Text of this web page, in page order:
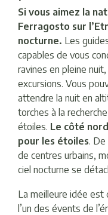
Si vous aimez la
Ferragosto sur
nocturne. Les
capables de vous
ravines en pleine
excursions. Vous
attendre la nuit en
torches à la
étoiles. Le côté
pour les étoiles.
de centres urbains,
ciel nocturne se
La meilleure idée est
l’un des évents de